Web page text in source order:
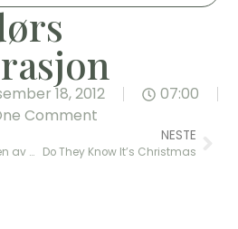
18, 2012
07:00
Comment
Fairytale of New York – en av de bedre julesangene
NESTE
Do They Know It’s Christmas